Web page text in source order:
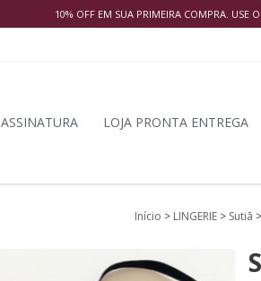
10% OFF EM SUA PRIMEIRA COMPRA. USE
ASSINATURA LOJA PRONTA ENTREGA
Início > LINGERIE > Sutiã >